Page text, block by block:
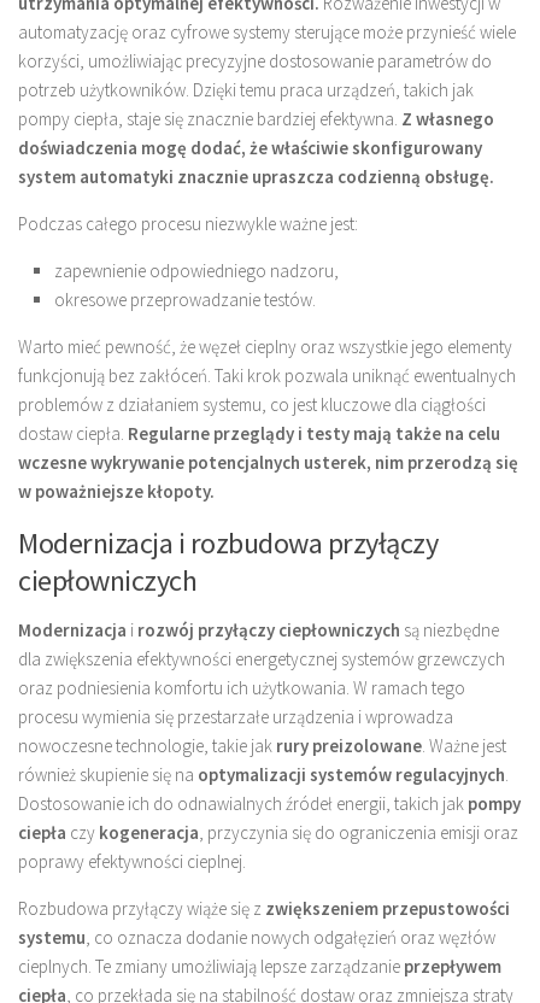
automatyzację oraz cyfrowe systemy sterujące może przynieść wiele
korzyści, umożliwiając precyzyjne dostosowanie parametrów do
potrzeb użytkowników. Dzięki temu praca urządzeń, takich jak
pompy ciepła, staje się znacznie bardziej efektywna. Z własnego
doświadczenia mogę dodać, że właściwie skonfigurowany
system automatyki znacznie upraszcza codzienną obsługę.
Podczas całego procesu niezwykle ważne jest:
zapewnienie odpowiedniego nadzoru,
okresowe przeprowadzanie testów.
Warto mieć pewność, że węzeł cieplny oraz wszystkie jego elementy
funkcjonują bez zakłóceń. Taki krok pozwala uniknąć ewentualnych
problemów z działaniem systemu, co jest kluczowe dla ciągłości
dostaw ciepła. Regularne przeglądy i testy mają także na celu
wczesne wykrywanie potencjalnych usterek, nim przerodzą się
w poważniejsze kłopoty.
Modernizacja i rozbudowa przyłączy
ciepłowniczych
Modernizacja i rozwój przyłączy ciepłowniczych są niezbędne
dla zwiększenia efektywności energetycznej systemów grzewczych
oraz podniesienia komfortu ich użytkowania. W ramach tego
procesu wymienia się przestarzałe urządzenia i wprowadza
nowoczesne technologie, takie jak rury preizolowane. Ważne jest
również skupienie się na optymalizacji systemów regulacyjnych.
Dostosowanie ich do odnawialnych źródeł energii, takich jak pompy
ciepła czy kogeneracja, przyczynia się do ograniczenia emisji oraz
poprawy efektywności cieplnej.
Rozbudowa przyłączy wiąże się z zwiększeniem przepustowości
systemu, co oznacza dodanie nowych odgałęzień oraz węzłów
cieplnych. Te zmiany umożliwiają lepsze zarządzanie przepływem
ciepła, co przekłada się na stabilność dostaw oraz zmniejsza straty